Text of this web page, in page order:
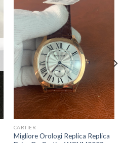
CARTIER
Migliore Orologi Replica Replica